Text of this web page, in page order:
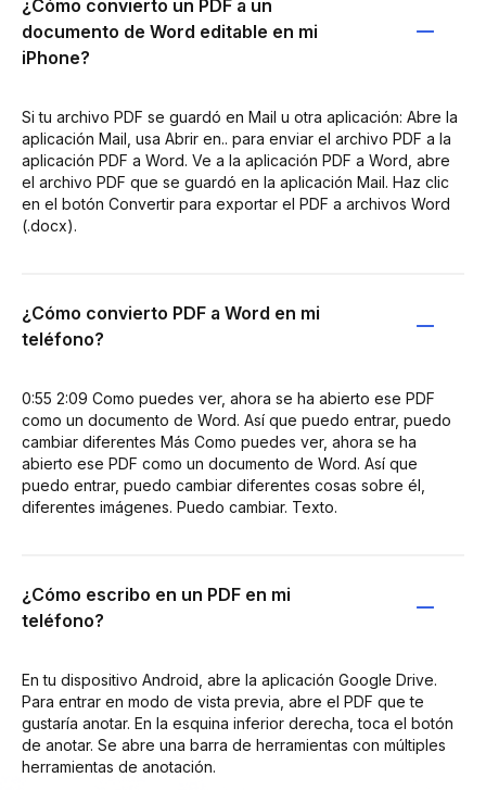
¿Cómo convierto un PDF a un
documento de Word editable en mi
iPhone?
Si tu archivo PDF se guardó en Mail u otra aplicación: Abre la
aplicación Mail, usa Abrir en.. para enviar el archivo PDF a la
aplicación PDF a Word. Ve a la aplicación PDF a Word, abre
el archivo PDF que se guardó en la aplicación Mail. Haz clic
en el botón Convertir para exportar el PDF a archivos Word
(.docx).
¿Cómo convierto PDF a Word en mi
teléfono?
0:55 2:09 Como puedes ver, ahora se ha abierto ese PDF
como un documento de Word. Así que puedo entrar, puedo
cambiar diferentes Más Como puedes ver, ahora se ha
abierto ese PDF como un documento de Word. Así que
puedo entrar, puedo cambiar diferentes cosas sobre él,
diferentes imágenes. Puedo cambiar. Texto.
¿Cómo escribo en un PDF en mi
teléfono?
En tu dispositivo Android, abre la aplicación Google Drive.
Para entrar en modo de vista previa, abre el PDF que te
gustaría anotar. En la esquina inferior derecha, toca el botón
de anotar. Se abre una barra de herramientas con múltiples
herramientas de anotación.